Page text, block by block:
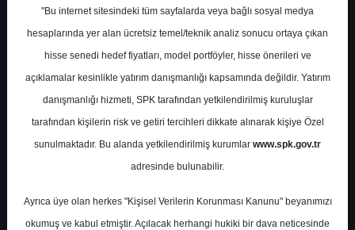
QNBTR - QNB FINANSBANK
Hedef Fiyat 338.00 ₺
Getiri
%0.00
0 0
"Bu internet sitesindeki tüm sayfalarda veya bağlı sosyal medya
hesaplarında yer alan ücretsiz temel/teknik analiz sonucu ortaya çıkan
hisse senedi hedef fiyatları, model portföyler, hisse önerileri ve
açıklamalar kesinlikle yatırım danışmanlığı kapsamında değildir. Yatırım
danışmanlığı hizmeti, SPK tarafından yetkilendirilmiş kuruluşlar
tarafından kişilerin risk ve getiri tercihleri dikkate alınarak kişiye Özel
sunulmaktadır. Bu alanda yetkilendirilmiş kurumlar www.spk.gov.tr
adresinde bulunabilir.
Ayrıca üye olan herkes "Kişisel Verilerin Korunması Kanunu" beyanımızı
okumuş ve kabul etmiştir. Açılacak herhangi hukiki bir dava neticesinde